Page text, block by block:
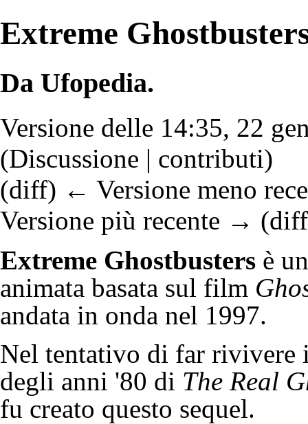
Extreme
Da Ufopedia.
Versione delle 14:35, 22
(Discussione | contributi)
(diff) ← Versione meno
Versione più recente →
Extreme Ghostbusters è
animata basata sul film
andata in onda nel 1997.
Nel tentativo di far
degli anni '80 di The Real
fu creato questo sequel.